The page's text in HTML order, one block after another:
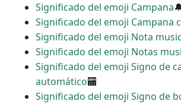
Significado del emoji Campana
Significado del emoji Campana
Significado del emoji Nota
Significado del emoji Notas
Significado del emoji Signo de
automático🏧
Significado del emoji Signo de